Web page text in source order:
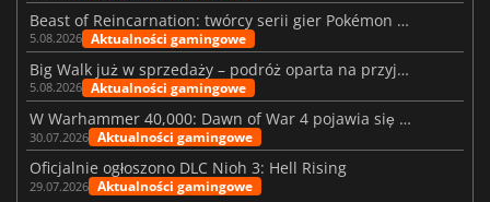
Beast of Reincarnation: twórcy serii gier Pokémon wkraczają na nową ścieżkę
5.08.2026 Aktualności gamingowe
Big Walk już w sprzedaży – podróż oparta na przyjaźni
5.08.2026 Aktualności gamingowe
W Warhammer 40,000: Dawn of War 4 pojawia się frakcja Nekronów
30.07.2026 Aktualności gamingowe
Oficjalnie ogłoszono DLC Nioh 3: Hell Rising
29.07.2026 Aktualności gamingowe